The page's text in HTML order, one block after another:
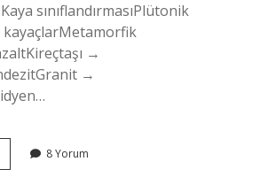
sınıflandırmasıPlütonik
→
→
8 Yorum